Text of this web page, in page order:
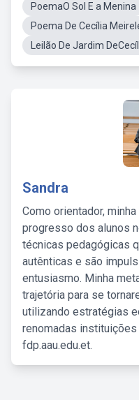
PoemaO Sol E a Menina
Poema De Cecília
Leilão De Jardim
Sandra
Como orientador,
progresso dos alunos
técnicas pedagógicas
autênticas e são
entusiasmo. Minha
trajetória para se
utilizando estratégias
renomadas
fdp.aau.edu.et.